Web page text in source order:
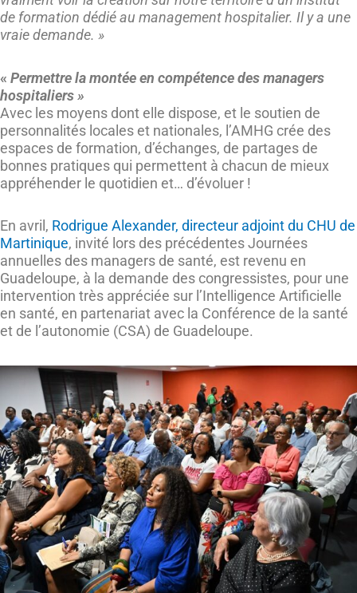
de formation dédié au management hospitalier. Il y a une
vraie demande. »
« Permettre la montée en compétence des managers
hospitaliers »
Avec les moyens dont elle dispose, et le soutien de
personnalités locales et nationales, l’AMHG crée des
espaces de formation, d’échanges, de partages de
bonnes pratiques qui permettent à chacun de mieux
appréhender le quotidien et… d’évoluer !
En avril, Rodrigue Alexander, directeur adjoint du CHU de
Martinique, invité lors des précédentes Journées
annuelles des managers de santé, est revenu en
Guadeloupe, à la demande des congressistes, pour une
intervention très appréciée sur l’Intelligence Artificielle
en santé, en partenariat avec la Conférence de la santé
et de l’autonomie (CSA) de Guadeloupe.